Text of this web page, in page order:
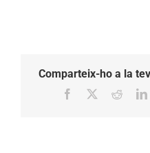
Comparteix-ho a la
Facebook Reddit